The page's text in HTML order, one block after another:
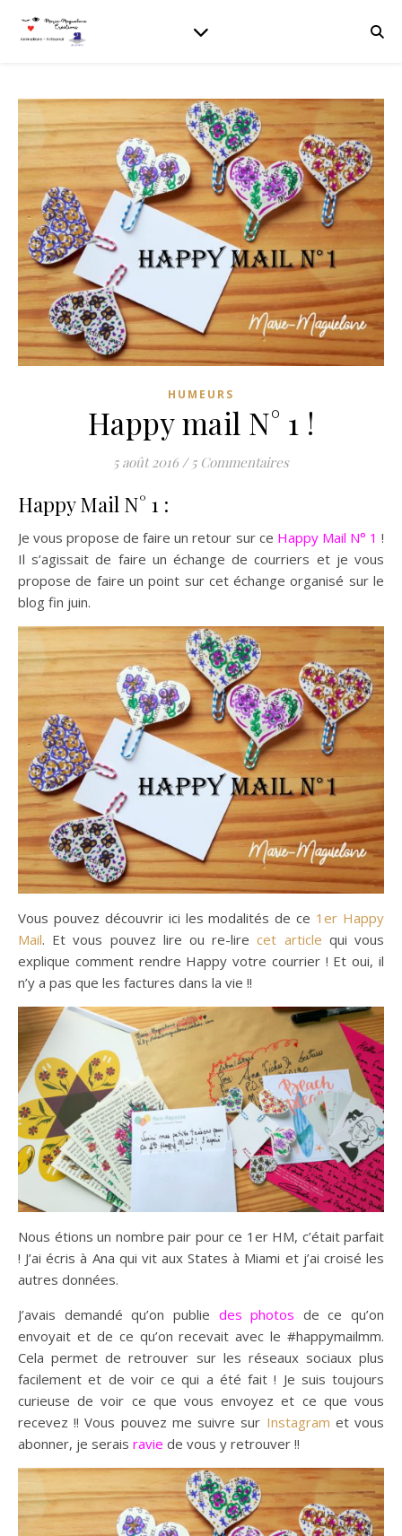
HUMEURS
Happy mail N° 1 !
5 août 2016 / 5 Commentaires
Happy Mail N° 1 :
Je vous propose de faire un retour sur ce Happy Mail N° 1 !
Il s’agissait de faire un échange de courriers et je vous
propose de faire un point sur cet échange organisé sur le
blog fin juin.
Vous pouvez découvrir ici les modalités de ce 1er Happy
Mail. Et vous pouvez lire ou re-lirecet article qui vous
explique comment rendre Happy votre courrier ! Et oui, il
n’y a pas que les factures dans la vie !!
Nous étions un nombre pair pour ce 1er HM, c’était parfait
! J’ai écris à Ana qui vit aux States à Miami et j’ai croisé les
autres données.
J’avais demandé qu’on publie des photos de ce qu’on
envoyait et de ce qu’on recevait avec le #happymailmm.
Cela permet de retrouver sur les réseaux sociaux plus
facilement et de voir ce qui a été fait ! Je suis toujours
curieuse de voir ce que vous envoyez et ce que vous
recevez !! Vous pouvez me suivre sur Instagram et vous
abonner, je serais ravie de vous y retrouver !!